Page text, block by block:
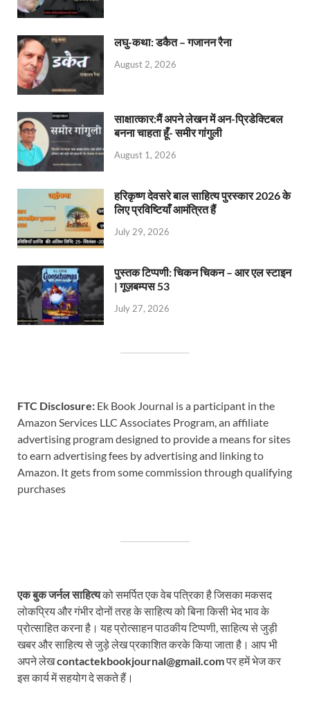
लघु-कथा: डकैत – गजानन रैना
August 2, 2026
साक्षात्कार:मैं अपने लेखन में अन-प्रिडेक्टिबल
बनना चाहता हूँ- समीर गांगुली
August 1, 2026
हरिकृष्ण देवसरे बाल साहित्य पुरस्कार 2026 के
लिए प्रविष्टियाँ आमंत्रित हैं
July 29, 2026
पुस्तक टिप्पणी: चिकन चिकन – आर एल स्टाइन
| गूज़बम्पस 53
July 27, 2026
FTC Disclosure: Ek Book Journal is a participant in the
Amazon Services LLC Associates Program, an affiliate
advertising program designed to provide a means for sites
to earn advertising fees by advertising and linking to
Amazon. It gets from some commission through qualifying
purchases
एक बुक जर्नल साहित्यको समर्पित एक वेब पत्रिका है जिसका मकसद
लोकप्रिय और गंभीर दोनों तरह के साहित्य को बिना किसी भेद भाव के
प्रोत्साहित करना है। यह प्रोत्साहन पाठकीय टिप्पणी, साहित्य से जुड़ी
खबर और साहित्य से जुड़े लेख प्रकाशित करके किया जाता है। आप भी
अपने लेखcontactekbookjournal@gmail.comपर हमें भेज कर
इस कार्य में सहयोग दे सकते हैं।